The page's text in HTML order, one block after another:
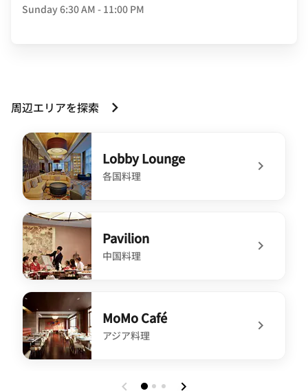
Sunday6:30 AM - 11:00 PM
周辺エリアを探索
Lobby Lounge
各国料理
undefined Lobby Lounge
Pavilion
中国料理
undefined Pavilion
MoMo Café
アジア料理
undefined MoMo Café